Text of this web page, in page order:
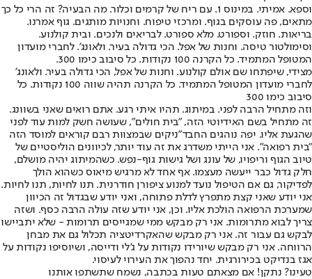
וספא. אמיתי. במינוס 1. עם ריח של קרמים וכלור. מה הבעיה? זה הרי כל כך
מתאים, פה עוסקים בגוף. ומרכזי טיפוח. וחנויות מותגים. גוף אמרנו.
בריאות. חוזק. וספורט. מלא ספורט. לבריאים ולנכים. ובית קולנוע.
וסימולטור טיסה. וחנות של אפל. הכי גדולה בעיר. ולאונג'. לחברי מועדון
המטופל המתמיד. כל הקרנה 100 נקודות. כל סיבוב כימו 300.
מצידי, שיפתחו שם אולם קולנוע. וחנות של אפל, הכי גדולה בעיר. ולאונג'
לחברי מועדון המטופל המתמיד. כל הקרנה תהיה שווה 100 נקודות. כל
סיבוב כימו 300
וזה מתחיל הרבה לפני. במיתוג. תהיו איתי רגע. אתם רואים שאני בשוונג.
זה מתחיל בשם האידיוטי הזה, "בית חולים", שעושה חשק למות עוד לפני
שהגעת אליו. יפה נוהגים החבד"ניקים שבמצוות רבם קוראים למוסד הזה
"בית רפואה". אני הייתי משדרג את זה עוד יותר, לכיוונים הוליסטיים של
טיוב הגוף וריפויו, של עונג ושל גישות גוף-נפש. כשהמיתוג יהיה מושלם,
חלק גדול כבר ייעשה מעצמו. אף אחד לא מרגיש מיאוס כשהוא הולך
לפדיקור, גם אם הטיפול נועד למנוע ציפורן חודרנית. תנו לחיות, תנו לחיות.
אני יודע שאני קצת מתפרץ לדלת פתוחה, ואני יודע שבגדול זה הכיוון
שמערכת הרפואה הולכת אליו. וכן, אני יודע שזה עולה הרבה כסף. ושזה
צריך לבוא מתרומות. אני רק מבקש ממי שמגייסים תרומות - שלא יתביישו
לבקש גם עבור זה. אני רק מבקש שהאקרדיטציה תכלול גם את מבחן
הרווחה. אני רק מבקש שיורידו נקודות על ג'לי ודייסה, ושיוסיפו נקודות על
אגז בנדיקט בכירורגית. יחד נהפוך את העירוי לעיסוי.
טעינו? נתקן! אם מצאתם טעות בכתבה, נשמח שתשתפו אותנו